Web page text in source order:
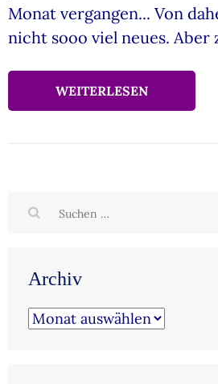
Monat vergangen... Von
nicht sooo viel neues. Aber
WEITERLESEN
Suchen
Archiv
Archiv